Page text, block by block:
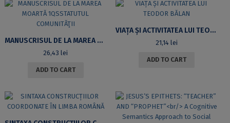
MANUSCRISUL DE LA MAREA MOARTĂ 1QSSTATUTUL COMUNITǍŢII
26,43lei
ADD TO CART
VIAȚA ȘI ACTIVITATEA LUI TEODOR BĂLAN
21,14lei
ADD TO CART